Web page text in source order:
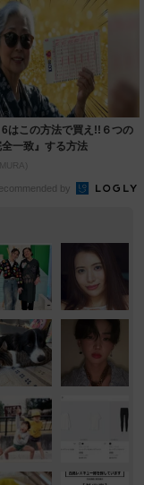
6はこの方法で買え!!６つの
一致』する方法
by